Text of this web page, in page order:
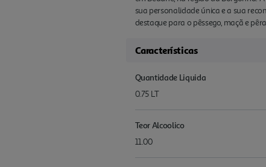
sua personalidade única e a sua
destaque para o pêssego, maçã e
Características
Quantidade Liquida
0.75 LT
Teor Alcoolico
11.00